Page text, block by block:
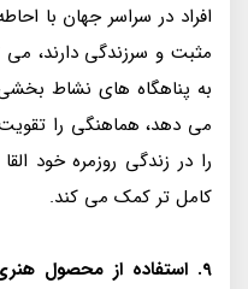
افراد در سراسر جهان با
مثبت و سرزندگی دارند، می
به پناهگاه های نشاط بخشی
می دهد، هماهنگی را
را در زندگی روزمره خود
کامل تر کمک می کند.
9. استفاده از محصول